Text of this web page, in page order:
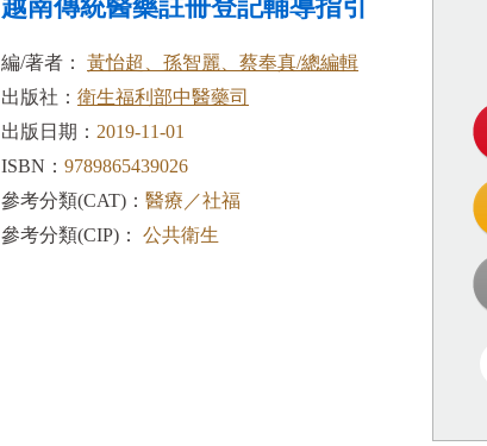
越南傳統醫藥註冊登記輔導指引
編/著者： 黃怡超、孫智麗、蔡奉真/總編輯
出版社： 衛生福利部中醫藥司
出版日期： 2019-11-01
ISBN： 9789865439026
參考分類(CAT)： 醫療／社福
參考分類(CIP)：
公共衛生